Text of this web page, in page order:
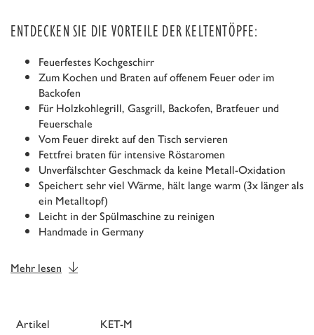
ENTDECKEN SIE DIE VORTEILE DER KELTENTÖPFE:
Feuerfestes Kochgeschirr
Zum Kochen und Braten auf offenem Feuer oder im
Backofen
Für Holzkohlegrill, Gasgrill, Backofen, Bratfeuer und
Feuerschale
Vom Feuer direkt auf den Tisch servieren
Fettfrei braten für intensive Röstaromen
Unverfälschter Geschmack da keine Metall-Oxidation
Speichert sehr viel Wärme, hält lange warm (3x länger als
ein Metalltopf)
Leicht in der Spülmaschine zu reinigen
Handmade in Germany
Mehr lesen
Artikel KET-M